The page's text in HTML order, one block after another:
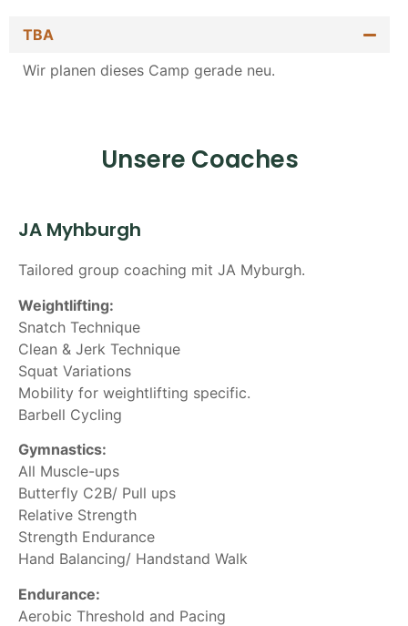
TBA
Wir planen dieses Camp gerade neu.
Unsere Coaches
JA Myhburgh
Tailored group coaching mit JA Myburgh.
Weightlifting:
Snatch Technique
Clean & Jerk Technique
Squat Variations
Mobility for weightlifting specific.
Barbell Cycling
Gymnastics:
All Muscle-ups
Butterfly C2B/ Pull ups
Relative Strength
Strength Endurance
Hand Balancing/ Handstand Walk
Endurance:
Aerobic Threshold and Pacing